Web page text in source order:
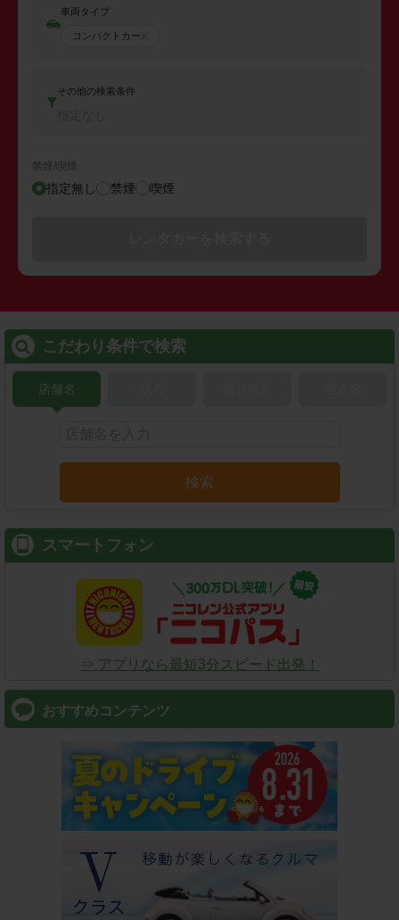
車両タイプ
コンパクトカー
その他の検索条件
禁煙/喫煙
指定無し 禁煙 喫煙
こだわり条件で検索
店舗名
検索
スマートフォン
⇒ アプリなら最短3分スピード出発！
おすすめコンテンツ